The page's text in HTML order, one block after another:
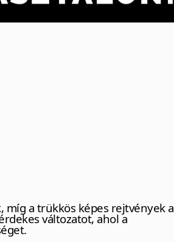
a trükkös képes rejtvények a
változatot, ahol a